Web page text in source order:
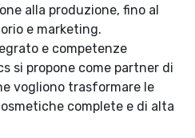
alla produzione, fino al
e marketing.
e competenze
si propone come partner di
vogliono trasformare le
complete e di alta